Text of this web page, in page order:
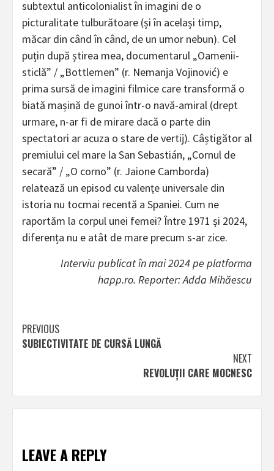
subtextul anticolonialist în imagini de o
picturalitate tulburătoare (și în același timp,
măcar din când în când, de un umor nebun). Cel
puțin după știrea mea, documentarul „Oamenii-
sticlă” / „Bottlemen” (r. Nemanja Vojinović) e
prima sursă de imagini filmice care transformă o
biată mașină de gunoi într-o navă-amiral (drept
urmare, n-ar fi de mirare dacă o parte din
spectatori ar acuza o stare de vertij). Câștigător al
premiului cel mare la San Sebastián, „Cornul de
secară” / „O corno” (r. Jaione Camborda)
relatează un episod cu valențe universale din
istoria nu tocmai recentă a Spaniei. Cum ne
raportăm la corpul unei femei? Între 1971 și 2024,
diferența nu e atât de mare precum s-ar zice.
Interviu publicat în mai 2024 pe platforma
happ.ro. Reporter: Adda Mihăescu
Post
navigation
PREVIOUS
SUBIECTIVITATE DE CURSĂ LUNGĂ
NEXT
REVOLUȚII CARE MOCNESC
LEAVE A REPLY